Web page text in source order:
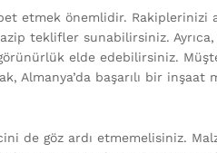
etmek önemlidir. Rakiplerinizi
teklifler sunabilirsiniz.
elde edebilirsiniz.
Almanya’da başarılı bir inşaat
de göz ardı etmemelisiniz.